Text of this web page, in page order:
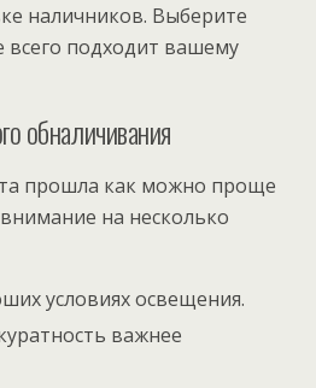
наличников. Выберите
подходит вашему
обналичивания
прошла как можно проще
на несколько
условиях освещения.
важнее